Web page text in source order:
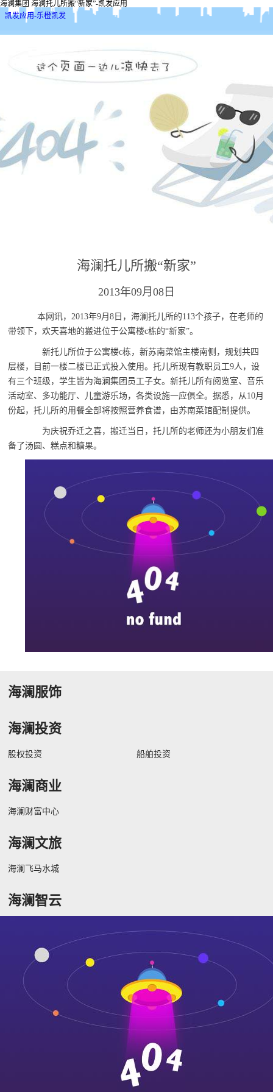
海澜集团 海澜托儿所搬“新家”-凯发应用
凯发应用-乐橙凯发
海澜托儿所搬“新家”
2013年09月08日
本网讯，2013年9月8日，海澜托儿所的113个孩子，在老师的
带领下，欢天喜地的搬进位于公寓楼c栋的“新家”。
新托儿所位于公寓楼c栋，新苏南菜馆主楼南侧，规划共四
层楼，目前一楼二楼已正式投入使用。托儿所现有教职员工9人，设
有三个班级，学生皆为海澜集团员工子女。新托儿所有阅览室、音乐
活动室、多功能厅、儿童游乐场，各类设施一应俱全。据悉，从10月
份起，托儿所的用餐全部将按照营养食谱，由苏南菜馆配制提供。
为庆祝乔迁之喜，搬迁当日，托儿所的老师还为小朋友们准
备了汤圆、糕点和糖果。
海澜服饰
海澜投资
股权投资 船舶投资
海澜商业
海澜财富中心
海澜文旅
海澜飞马水城
海澜智云